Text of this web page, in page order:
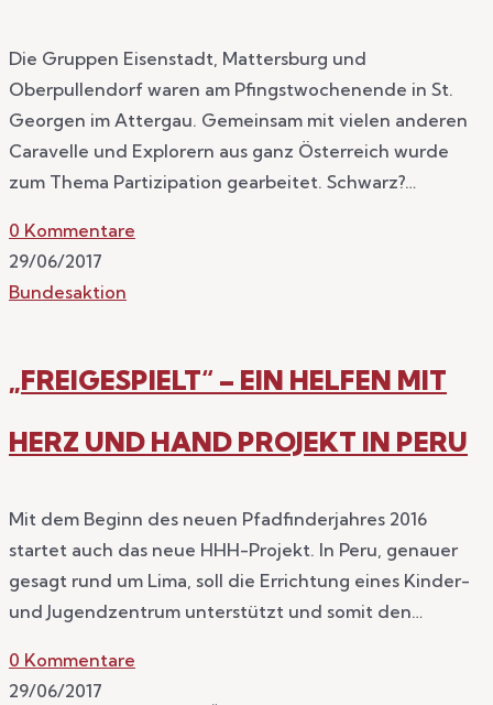
Die Gruppen Eisenstadt, Mattersburg und
Oberpullendorf waren am Pfingstwochenende in St.
Georgen im Attergau. Gemeinsam mit vielen anderen
Caravelle und Explorern aus ganz Österreich wurde
zum Thema Partizipation gearbeitet. Schwarz?…
0 Kommentare
29/06/2017
Bundesaktion
„FREIGESPIELT“ – EIN HELFEN MIT
HERZ UND HAND PROJEKT IN PERU
Mit dem Beginn des neuen Pfadfinderjahres 2016
startet auch das neue HHH-Projekt. In Peru, genauer
gesagt rund um Lima, soll die Errichtung eines Kinder-
und Jugendzentrum unterstützt und somit den…
0 Kommentare
29/06/2017